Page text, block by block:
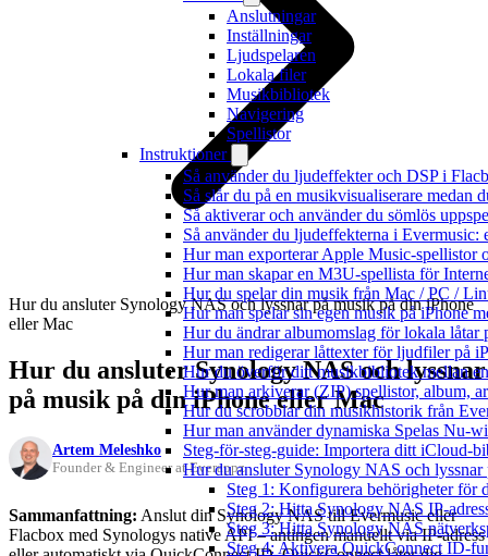
Anslutningar
Inställningar
Ljudspelaren
Lokala filer
Musikbibliotek
Navigering
Spellistor
Instruktioner
Så använder du ljudeffekter och DSP i
Så slår du på en musikvisualiserare medan
Så aktiverar och använder du sömlös
Så använder du ljudeffekterna i
Hur man exporterar Apple Music-spellistor
Hur man skapar en M3U-spellista för
Hur du spelar din musik från Mac / PC /
Hur man spelar sin egen musik på iPhone
Hur du ändrar albumomslag för lokala
Hur man redigerar låttexter för ljudfiler på
Hur du överför ditt musikbibliotek mellan
Hur man arkiverar (ZIP) spellistor, album,
Hur du scrobblar din musikhistorik från
Hur man använder dynamiska Spelas Nu-
Steg-för-steg-guide: Importera ditt iCloud-
Hur du ansluter Synology NAS och
Steg 1: Konfigurera behörigheter för
Steg 2: Hitta Synology NAS IP-
Steg 3: Hitta Synology NAS
Steg 4: Aktivera QuickConnect ID-
Hur du ansluter Synology NAS och lyssnar på musik på din iPhone
eller Mac
Hur du ansluter Synology NAS och lyssnar
på musik på din iPhone eller Mac
Artem Meleshko
Founder & Engineer at Everappz
Sammanfattning: Anslut din Synology NAS till Evermusic eller
Flacbox med Synologys native API – antingen manuellt via IP-adress